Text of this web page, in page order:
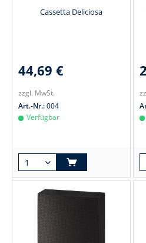
Cassetta Deliciosa
44,69 €
zzgl. MwSt.
Art.-Nr.:004
Verfügbar